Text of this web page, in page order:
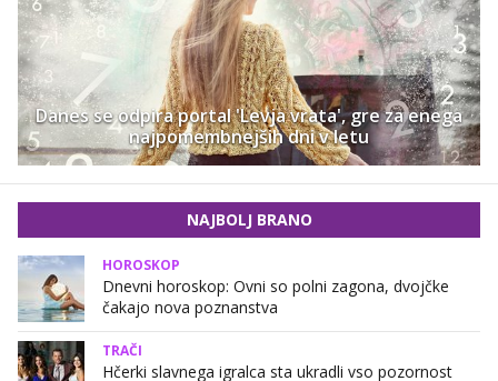
Danes se odpira portal 'Levja vrata', gre za enega
najpomembnejših dni v letu
NAJBOLJ BRANO
HOROSKOP
Dnevni horoskop: Ovni so polni zagona, dvojčke
čakajo nova poznanstva
TRAČI
Hčerki slavnega igralca sta ukradli vso pozornost